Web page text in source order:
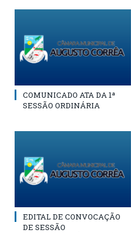
COMUNICADO ATA DA 1ª
SESSÃO ORDINÁRIA
EDITAL DE CONVOCAÇÃO
DE SESSÃO